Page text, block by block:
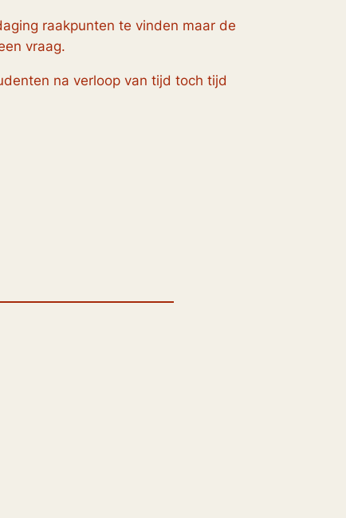
raakpunten te vinden maar de
vraag.
na verloop van tijd toch tijd